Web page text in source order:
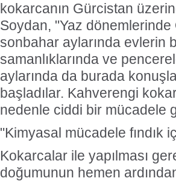
kokarcanın Gürcistan
Soydan, "Yaz
sonbahar aylarında evlerin
samanlıklarında ve
aylarında da burada
başladılar. Kahverengi
nedenle ciddi bir mücadele
"Kimyasal mücadele fındık
Kokarcalar ile yapılması
doğumunun hemen